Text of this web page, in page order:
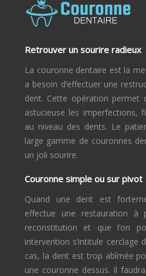
Retrouver un sourire radieux
La couronne dentaire est la
a besoin d’effectuer une
dent. Cette opération permet
astucieuse les imperfections,
au niveau des dents. Le
large gamme de couronnes
un joli sourire.
Couronne simple ou sur pivot
Quand une dent est
effectue une restauration à
reconstitution et que l’on
intervention s’intitule cerclage
cas, la dent est trop abîmée
une couronne dessus. Il